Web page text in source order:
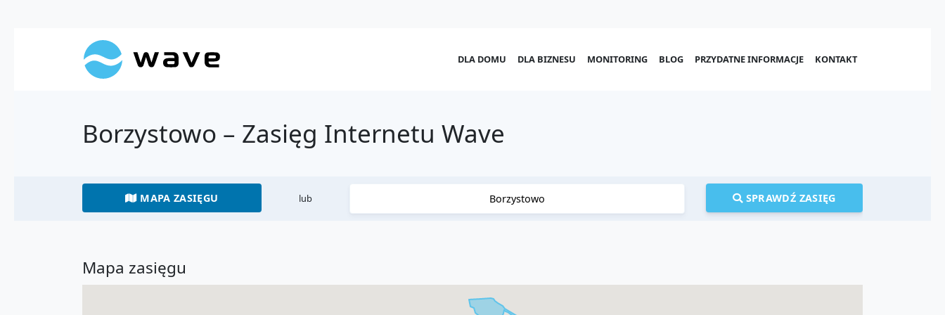
DLA DOMU DLA BIZNESU MONITORING BLOG PRZYDATNE INFORMACJE KONTAKT
Borzystowo – Zasięg Internetu Wave
MAPA ZASIĘGU lub SPRAWDŹ ZASIĘG
Mapa zasięgu